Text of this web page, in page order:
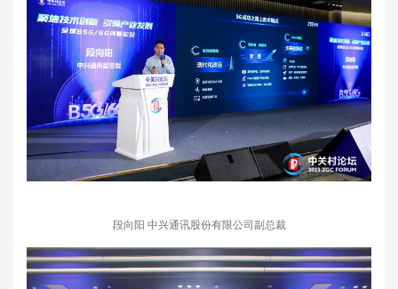
段向阳 中兴通讯股份有限公司副总裁